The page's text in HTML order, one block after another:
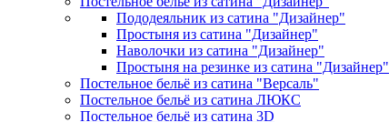
Пододеяльник из сатина "Дизайнер"
Простыня из сатина "Дизайнер"
Наволочки из сатина "Дизайнер"
Простыня на резинке из сатина "Дизайнер"
Постельное бельё из сатина "Версаль"
Постельное бельё из сатина ЛЮКС
Постельное бельё из сатина 3D